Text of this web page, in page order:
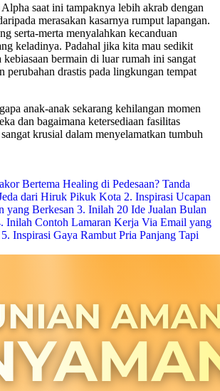
saat ini tampaknya lebih akrab dengan
merasakan kasarnya rumput lapangan.
serta-merta menyalahkan kecanduan
keladinya. Padahal jika kita mau sedikit
bermain di luar rumah ini sangat
perubahan drastis pada lingkungan tempat
anak-anak sekarang kehilangan momen
dan bagaimana ketersediaan fasilitas
krusial dalam menyelamatkan tumbuh
Bertema Healing di Pedesaan? Tanda
dari Hiruk Pikuk Kota 2. Inspirasi Ucapan
yang Berkesan 3. Inilah 20 Ide Jualan Bulan
Inilah Contoh Lamaran Kerja Via Email yang
5. Inspirasi Gaya Rambut Pria Panjang Tapi